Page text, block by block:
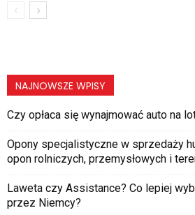
NAJNOWSZE WPISY
Czy opłaca się wynajmować auto na
Opony specjalistyczne w sprzedaży
opon rolniczych, przemysłowych i
Laweta czy Assistance? Co lepiej
przez Niemcy?